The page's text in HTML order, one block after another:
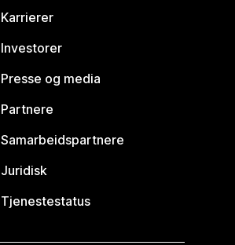
Karrierer
Investorer
Presse og media
Partnere
Samarbeidspartnere
Juridisk
Tjenestestatus